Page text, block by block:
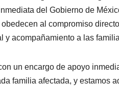
del Gobierno de
al compromiso
y acompañamiento a las
un encargo de apoyo
familia afectada, y estamos